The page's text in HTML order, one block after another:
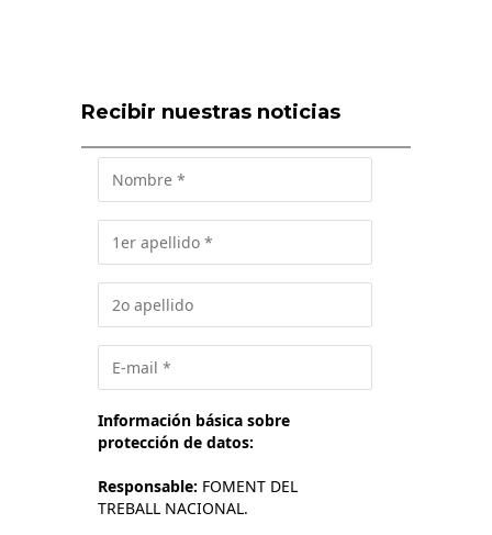
Recibir nuestras noticias
Información básica sobre
protección de datos:
Responsable: FOMENT DEL
TREBALL NACIONAL.